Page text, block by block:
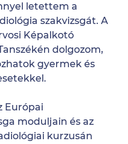
letettem a
szakvizsgát. A
Képalkotó
dolgozom,
gyermek és
Európai
moduljain és az
kurzusán